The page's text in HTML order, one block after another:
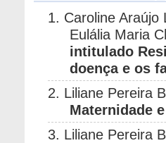
1. Caroline Araújo
Eulália Maria
intitulado
doença e os
2. Liliane Pereira
Maternidade
3. Liliane Pereira